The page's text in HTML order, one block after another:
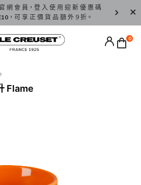
網 會 員，登 入 使 用 迎 新 優 惠 碼
，可 享 正 價 貨 品 額 外 9 折。
香 港 / 澳
0
Flame